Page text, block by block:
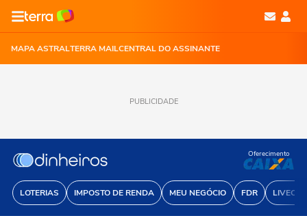
MAPA ASTRALTERRA MAILCENTRAL DO ASSINANTE
PUBLICIDADE
LOTERIAS IMPOSTO DE RENDA MEU NEGÓCIO FDR
Oferecimento